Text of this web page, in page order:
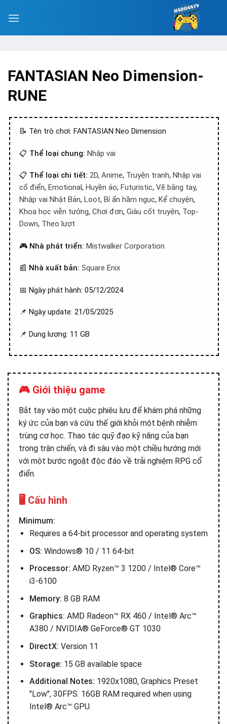
FANTASIAN Neo Dimension-
RUNE
📝 Tên trò chơi: FANTASIAN Neo Dimension
📋 Thể loại chung: Nhập vai
📋 Thể loại chi tiết: 2D, Anime, Truyện tranh, Nhập vai
cổ điển, Emotional, Huyền ảo, Futuristic, Vẽ bằng tay,
Nhập vai Nhật Bản, Loot, Bí ẩn hầm ngục, Kể chuyện,
Khoa học viễn tưởng, Chơi đơn, Giàu cốt truyện, Top-
Down, Theo lượt
🎮 Nhà phát triển: Mistwalker Corporation
📰 Nhà xuất bản: Square Enix
📅 Ngày phát hành: 05/12/2024
📌 Ngày update: 21/05/2025
📌 Dung lượng: 11 GB
🎮 Giới thiệu game
Bắt tay vào một cuộc phiêu lưu để khám phá những
ký ức của bạn và cứu thế giới khỏi một bệnh nhiễm
trùng cơ học. Thao tác quỹ đạo kỹ năng của bạn
trong trận chiến, và đi sâu vào một chiều hướng mới
với một bước ngoặt độc đáo về trải nghiệm RPG cổ
điển.
🖥️ Cấu hình
Minimum:
Requires a 64-bit processor and operating system
OS: Windows® 10 / 11 64-bit
Processor: AMD Ryzen™ 3 1200 / Intel® Core™
i3-6100
Memory: 8 GB RAM
Graphics: AMD Radeon™ RX 460 / Intel® Arc™
A380 / NVIDIA® GeForce® GT 1030
DirectX: Version 11
Storage: 15 GB available space
Additional Notes: 1920x1080, Graphics Preset
"Low", 30FPS. 16GB RAM required when using
Intel® Arc™ GPU.